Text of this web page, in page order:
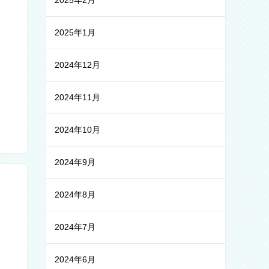
2025年1月
2024年12月
2024年11月
2024年10月
2024年9月
2024年8月
2024年7月
2024年6月